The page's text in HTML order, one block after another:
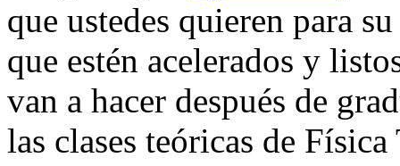
que ustedes quieren para
que estén acelerados y
van a hacer después de
las clases teóricas de